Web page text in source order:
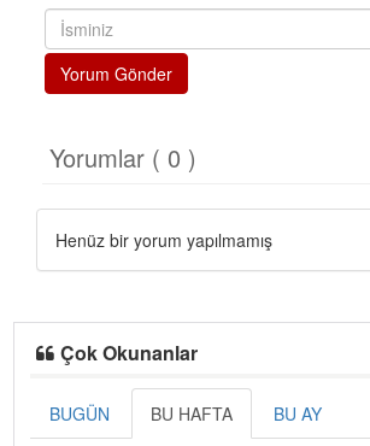
Yorum Gönder
Yorumlar ( 0 )
Henüz bir yorum yapılmamış
Çok Okunanlar
BUGÜN BU HAFTA BU AY